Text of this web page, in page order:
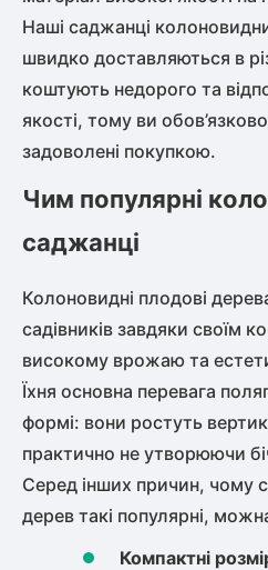
Наші саджанці
швидко доставляються в
коштують недорого та
якості, тому ви
задоволені покупкою.
Чим популярні
саджанці
Колоновидні плодові
садівників завдяки своїм
високому врожаю та
Їхня основна перевага
формі: вони ростуть
практично не утворюючи
Серед інших причин, чому
дерев такі популярні,
Компактні